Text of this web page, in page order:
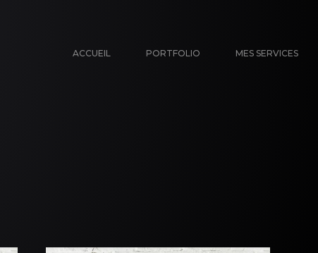
ACCUEIL PORTFOLIO MES SERVICES